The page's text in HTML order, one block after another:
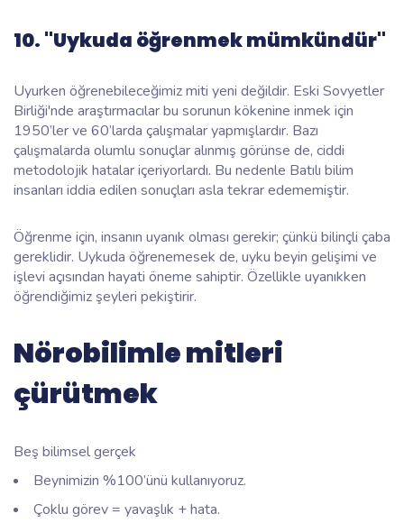
10. "Uykuda öğrenmek mümkündür"
Uyurken öğrenebileceğimiz miti yeni değildir. Eski Sovyetler
Birliği'nde araştırmacılar bu sorunun kökenine inmek için
1950’ler ve 60’larda çalışmalar yapmışlardır. Bazı
çalışmalarda olumlu sonuçlar alınmış görünse de, ciddi
metodolojik hatalar içeriyorlardı. Bu nedenle Batılı bilim
insanları iddia edilen sonuçları asla tekrar edememiştir.
Öğrenme için, insanın uyanık olması gerekir; çünkü bilinçli çaba
gereklidir. Uykuda öğrenemesek de, uyku beyin gelişimi ve
işlevi açısından hayati öneme sahiptir. Özellikle uyanıkken
öğrendiğimiz şeyleri pekiştirir.
Nörobilimle mitleri
çürütmek
Beş bilimsel gerçek
Beynimizin %100’ünü kullanıyoruz.
Çoklu görev = yavaşlık + hata.